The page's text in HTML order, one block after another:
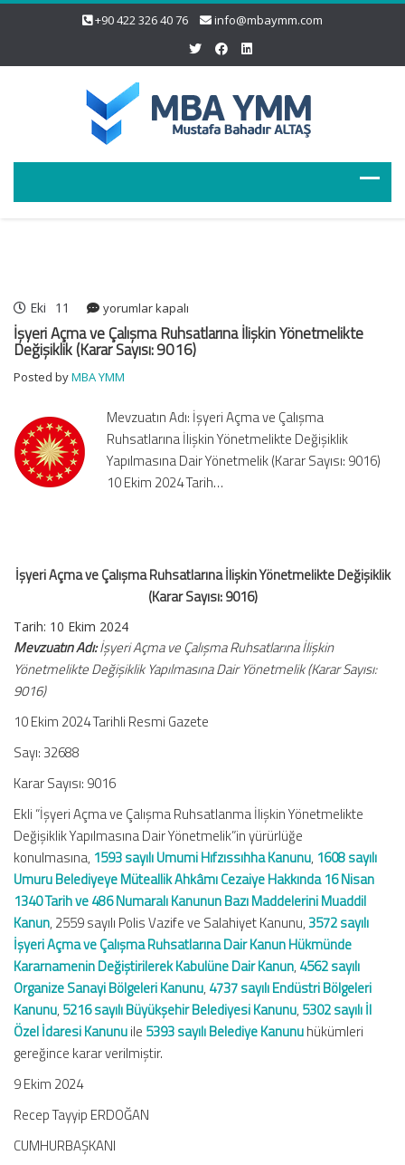
+90 422 326 40 76 info@mbaymm.com
Eki 11
İşyeri
Açma
ve
Çalışma
Ruhsatlarına
Yönetmelikte
Değişiklik
(Karar
Sayısı:
yorumlar kapalı
İşyeri Açma ve Çalışma Ruhsatlarına İlişkin Yönetmelikte
Değişiklik (Karar Sayısı: 9016)
Posted byMBA YMM
Mevzuatın Adı: İşyeri Açma ve Çalışma
Ruhsatlarına İlişkin Yönetmelikte Değişiklik
Yapılmasına Dair Yönetmelik (Karar Sayısı: 9016)
10 Ekim 2024 Tarih…
İşyeri Açma ve Çalışma Ruhsatlarına İlişkin Yönetmelikte Değişiklik
(Karar Sayısı: 9016)
Tarih: 10 Ekim 2024
Mevzuatın Adı:İşyeri Açma ve Çalışma Ruhsatlarına İlişkin
Yönetmelikte Değişiklik Yapılmasına Dair Yönetmelik (Karar Sayısı:
9016)
10 Ekim 2024 Tarihli Resmi Gazete
Sayı: 32688
Karar Sayısı: 9016
Ekli “İşyeri Açma ve Çalışma Ruhsatlanma İlişkin Yönetmelikte
Değişiklik Yapılmasına Dair Yönetmelik”in yürürlüğe
konulmasına, 1593 sayılı Umumi Hıfzıssıhha Kanunu, 1608 sayılı
Umuru Belediyeye Müteallik Ahkâmı Cezaiye Hakkında 16 Nisan
1340 Tarih ve 486 Numaralı Kanunun Bazı Maddelerini Muaddil
Kanun, 2559 sayılı Polis Vazife ve Salahiyet Kanunu,3572 sayılı
İşyeri Açma ve Çalışma Ruhsatlarına Dair Kanun Hükmünde
Kararnamenin Değiştirilerek Kabulüne Dair Kanun, 4562 sayılı
Organize Sanayi Bölgeleri Kanunu, 4737 sayılı Endüstri Bölgeleri
Kanunu, 5216 sayılı Büyükşehir Belediyesi Kanunu, 5302 sayılı İl
Özel İdaresi Kanunuile 5393 sayılı Belediye Kanunuhükümleri
gereğince karar verilmiştir.
9 Ekim 2024
Recep Tayyip ERDOĞAN
CUMHURBAŞKANI